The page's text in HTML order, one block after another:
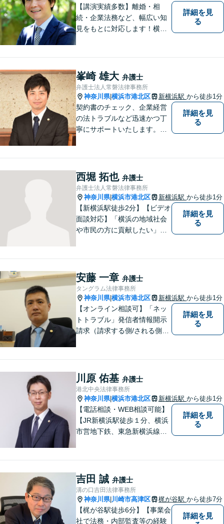
【講演実績多数】離婚・相
続・企業法務など、幅広い知
見をもとに対応します！横
り】負債総額数億円の倒産申
立ての実績あり【完全個室】
【青葉台駅1分】【複数弁護士
在籍】
詳細を見
る
峯崎 雄大 弁護士
弁護士法人常磐法律事務所
神奈川県|横浜市港北区 新横浜駅 から徒歩1分
契約書のチェック、企業経営
の法トラブルなど迅速かつ丁
寧にサポートいたします。ど
詳細を見
る
西堀 拓也 弁護士
弁護士法人常磐法律事務所
神奈川県|横浜市港北区 新横浜駅 から徒歩1分
【新横浜駅徒歩2分】【ビデオ
面談対応】「横浜の地域社会
や市民の方に貢献したい」を
トができるよう全力を尽くし
ます。事務所一丸となって法
律トラブルの解決を目指しま
す。
詳細を見
る
安藤 一章 弁護士
タングラム法律事務所
神奈川県|横浜市港北区 新横浜駅 から徒歩1分
【オンライン相談可】「ネッ
トトラブル」発信者情報開示
請求（請求する側/される側）
より最善の解決へ導きます。
遠方で来所困難な方もお気軽
にご相談ください。
詳細を見
る
川原 佑基 弁護士
港北中央法律事務所
神奈川県|横浜市港北区 新横浜駅 から徒歩1分
【電話相談・WEB相談可能】
【JR新横浜駅徒歩１分、横浜
市営地下鉄、東急新横浜線新
り】
詳細を見
る
吉田 誠 弁護士
溝の口吉田法律事務所
神奈川県| 川崎市高津区 梶が谷駅 から徒歩7分
【梶が谷駅徒歩6分】【事業会
社で法務・内部監査等の経験
詳細を見